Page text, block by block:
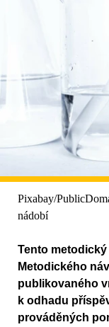
Pixabay/
nádobí
Tento
Metodického
publikovaného
k odhadu
prováděných